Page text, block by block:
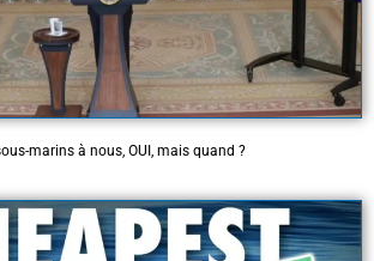
marins à nous, OUI, mais quand ?